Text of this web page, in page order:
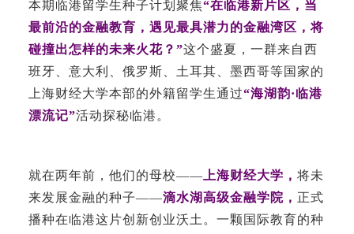
本期临港留学生种子计划聚焦“在临港新片区，当
最前沿的金融教育，遇见最具潜力的金融湾区，将
碰撞出怎样的未来火花？”这个盛夏，一群来自西
班牙、意大利、俄罗斯、土耳其、墨西哥等国家的
上海财经大学本部的外籍留学生通过“海湖韵·临港
漂流记”活动探秘临港。
就在两年前，他们的母校—— 上海财经大学， 将未
来发展金融的种子——滴水湖高级金融学院， 正式
播种在临港这片创新创业沃土。一颗国际教育的种